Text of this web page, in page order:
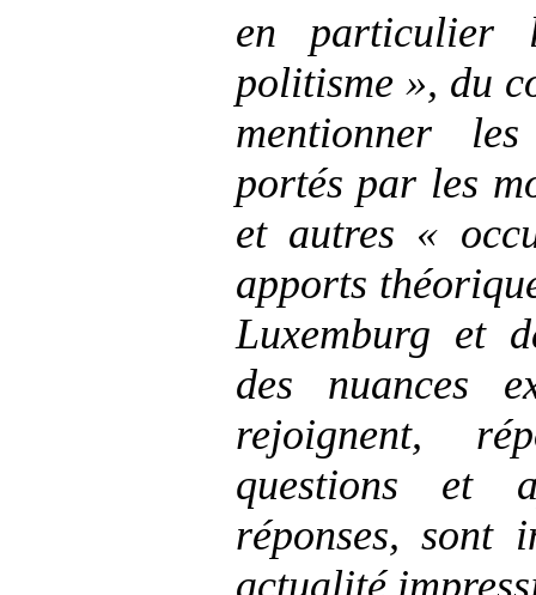
en
politisme », du
mentionner
portés par les
et autres «
apports
Luxemburg et
des nuances
rejoignent,
questions et
réponses, sont
actualité